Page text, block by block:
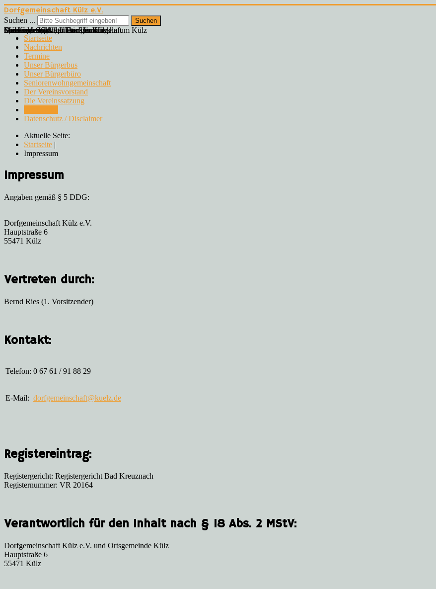
Dorfgemeinschaft Külz e.V.
Suchen ... Suchen
Gemeinde Külz im Hunsrück
Spiel und Spaß am Teich in Külz
Sonnenuntergang hinter den Hügeln um Külz
Die Külzer Grillhütten
Frühlingsmarkt der Dorfgemeinschaft
Malerisch schön: Unser Hunsrück
Startseite
Nachrichten
Termine
Unser Bürgerbus
Unser Bürgerbüro
Seniorenwohngemeinschaft
Der Vereinsvorstand
Die Vereinssatzung
Datenschutz / Disclaimer
Aktuelle Seite:
Startseite |
Impressum
Impressum
Angaben gemäß § 5 DDG:
Dorfgemeinschaft Külz e.V.
Hauptstraße 6
55471 Külz
Vertreten durch:
Bernd Ries (1. Vorsitzender)
Kontakt:
Telefon: 0 67 61 / 91 88 29
E-Mail: dorfgemeinschaft@kuelz.de
Registereintrag:
Registergericht: Registergericht Bad Kreuznach
Registernummer: VR 20164
Verantwortlich für den Inhalt nach § 18 Abs. 2 MStV:
Dorfgemeinschaft Külz e.V. und Ortsgemeinde Külz
Hauptstraße 6
55471 Külz